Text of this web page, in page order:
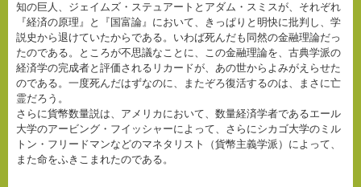
知の巨人、ジェイムズ・ステュアートとアダム・スミスが、それぞれ
『経済の原理』と『国富論』において、きっぱりと明快に批判し、学
説史から退けていたからである。いわば死んだも同然の金融理論だっ
たのである。ところが不思議なことに、この金融理論を、古典学派の
経済学の完成者と評価されるリカードが、あの世からよみがえらせた
のである。一度死んだはずなのに、またぞろ復活するのは、まさに亡
霊だろう。
さらに貨幣数量説は、アメリカにおいて、数量経済学者であるエール
大学のアービング・フイッシャーによって、さらにシカゴ大学のミル
トン・フリードマンなどのマネタリスト（貨幣主義学派）によって、
また命をふきこまれたのである。